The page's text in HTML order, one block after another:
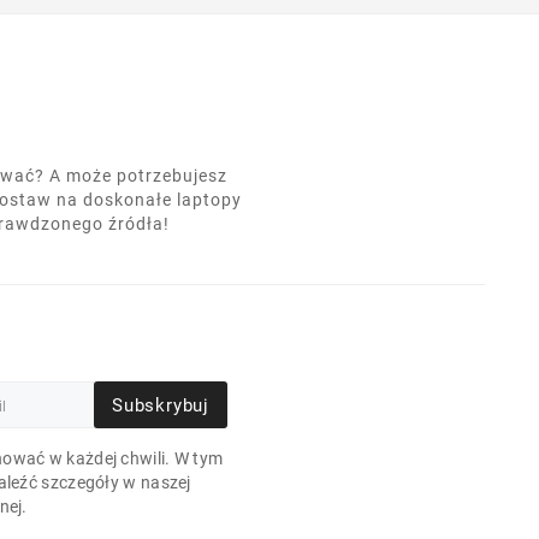
A może potrzebujesz
na doskonałe laptopy
źródła!
Subskrybuj
w każdej chwili. W tym
szczegóły w naszej